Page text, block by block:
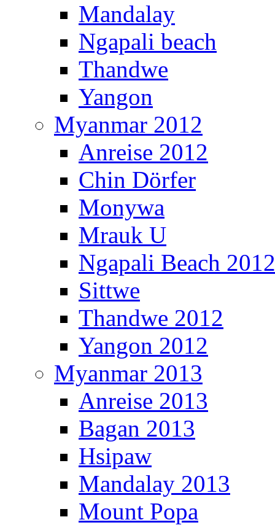
Mandalay
Ngapali beach
Thandwe
Yangon
Myanmar 2012
Anreise 2012
Chin Dörfer
Monywa
Mrauk U
Ngapali Beach 2012
Sittwe
Thandwe 2012
Yangon 2012
Myanmar 2013
Anreise 2013
Bagan 2013
Hsipaw
Mandalay 2013
Mount Popa